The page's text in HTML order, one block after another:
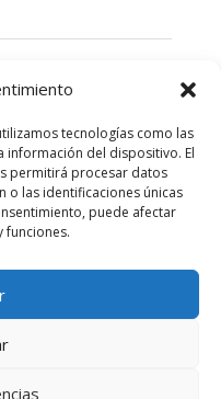
tecnologías como las
información del dispositivo. El
permitirá procesar datos
o las identificaciones únicas
puede afectar
funciones.
clave de la
| Desarrollado por